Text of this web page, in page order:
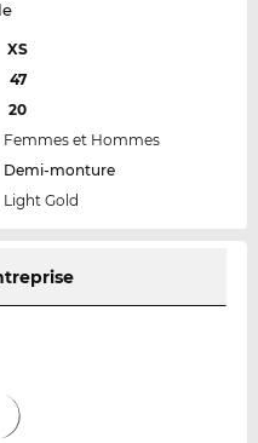
XS
47
20
Femmes et Hommes
Demi-monture
Light Gold